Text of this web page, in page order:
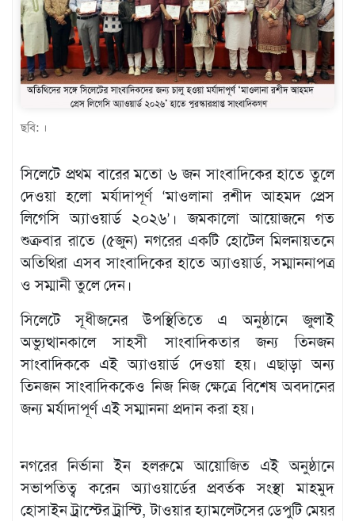
শিক্ষাঙ্গন
অর্থনীতি
মতামত
ছবি: ।
সিলেটে প্রথম বারের মতো ৬ জন সাংবাদিকের হাতে তুলে
দেওয়া হলো মর্যাদাপূর্ণ ‘মাওলানা রশীদ আহমদ প্রেস
লিগেসি অ্যাওয়ার্ড ২০২৬’। জমকালো আয়োজনে গত
শুক্রবার রাতে (৫জুন) নগরের একটি হোটেল মিলনায়তনে
অতিথিরা এসব সাংবাদিকের হাতে অ্যাওয়ার্ড, সম্মাননাপত্র
ও সম্মানী তুলে দেন।
সিলেটে সূধীজনের উপস্থিতিতে এ অনুষ্ঠানে জুলাই
অভ্যুত্থানকালে সাহসী সাংবাদিকতার জন্য তিনজন
সাংবাদিককে এই অ্যাওয়ার্ড দেওয়া হয়। এছাড়া অন্য
তিনজন সাংবাদিককেও নিজ নিজ ক্ষেত্রে বিশেষ অবদানের
জন্য মর্যাদাপূর্ণ এই সম্মাননা প্রদান করা হয়।
নগরের নির্ভানা ইন হলরুমে আয়োজিত এই অনুষ্ঠানে
সভাপতিত্ব করেন অ্যাওয়ার্ডের প্রবর্তক সংস্থা মাহমুদ
হোসাইন ট্রাস্টের ট্রাস্টি, টাওয়ার হ্যামলেটসের ডেপুটি মেয়র